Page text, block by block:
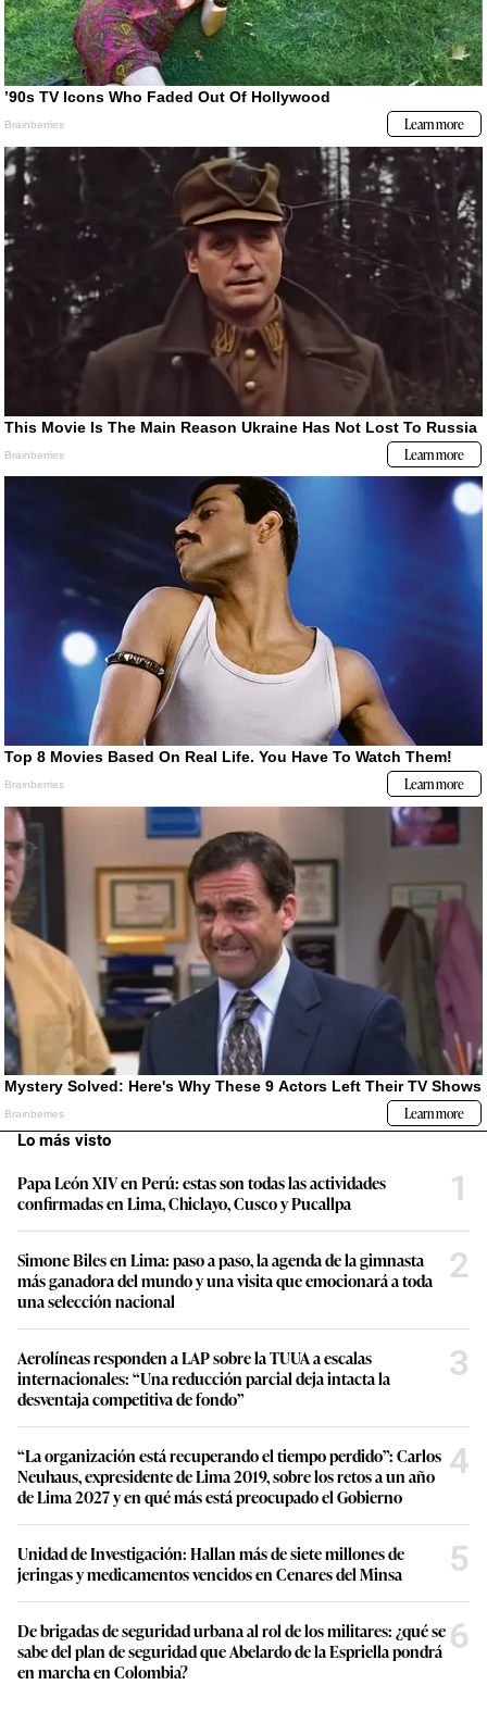
Lo más visto
Papa León XIV en Perú: estas son todas las actividades
confirmadas en Lima, Chiclayo, Cusco y Pucallpa
1
Simone Biles en Lima: paso a paso, la agenda de la gimnasta
más ganadora del mundo y una visita que emocionará a toda
una selección nacional
2
Aerolíneas responden a LAP sobre la TUUA a escalas
internacionales: “Una reducción parcial deja intacta la
desventaja competitiva de fondo”
3
“La organización está recuperando el tiempo perdido”: Carlos
Neuhaus, expresidente de Lima 2019, sobre los retos a un año
de Lima 2027 y en qué más está preocupado el Gobierno
4
Unidad de Investigación: Hallan más de siete millones de
jeringas y medicamentos vencidos en Cenares del Minsa
5
De brigadas de seguridad urbana al rol de los militares: ¿qué se
sabe del plan de seguridad que Abelardo de la Espriella pondrá
en marcha en Colombia?
6